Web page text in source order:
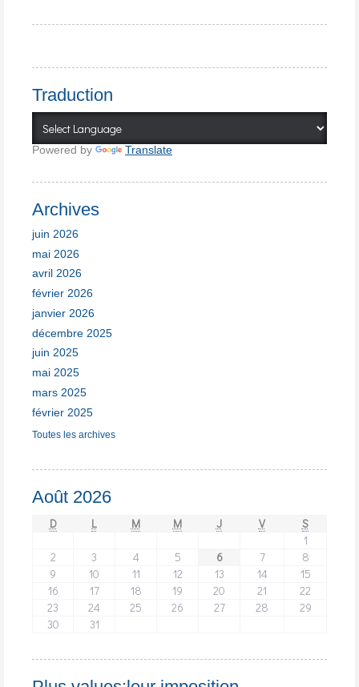
Traduction
Powered by Translate
Archives
juin 2026
mai 2026
avril 2026
février 2026
janvier 2026
décembre 2025
juin 2025
mai 2025
mars 2025
février 2025
Toutes les archives
Août 2026
D L M M J V
S
1
2
3 4 5 6 7
8
9
10 11 12 13 14
15
16
17 18 19 20 21
22
23
24 25 26 27 28
29
30
31